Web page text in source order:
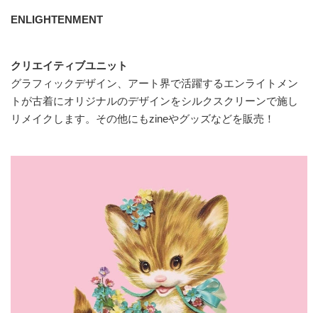
ENLIGHTENMENT
クリエイティブユニット
グラフィックデザイン、アート界で活躍するエンライトメン
トが古着にオリジナルのデザインをシルクスクリーンで施し
リメイクします。その他にもzineやグッズなどを販売！